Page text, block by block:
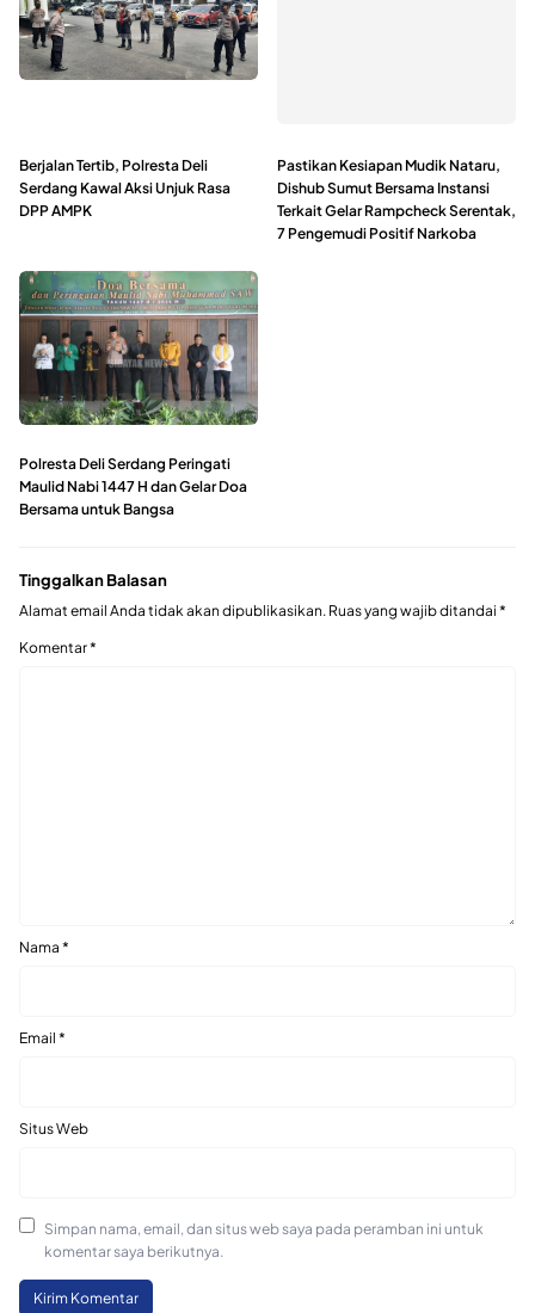
Berjalan Tertib, Polresta Deli
Serdang Kawal Aksi Unjuk Rasa
DPP AMPK
Pastikan Kesiapan Mudik Nataru,
Dishub Sumut Bersama Instansi
Terkait Gelar Rampcheck Serentak,
7 Pengemudi Positif Narkoba
Polresta Deli Serdang Peringati
Maulid Nabi 1447 H dan Gelar Doa
Bersama untuk Bangsa
Tinggalkan Balasan
Alamat email Anda tidak akan dipublikasikan. Ruas yang wajib ditandai *
Komentar*
Nama *
Email *
Situs Web
Simpan nama, email, dan situs web saya pada peramban ini untuk
komentar saya berikutnya.